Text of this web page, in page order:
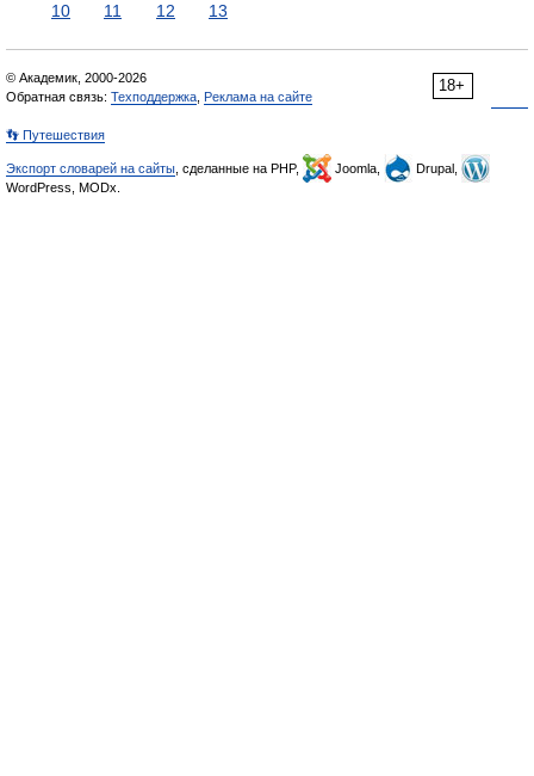
10
11 12 13
18+
© Академик, 2000-2026
Обратная связь: Техподдержка Реклама на сайте
👣 Путешествия
Экспорт словарей на сайты , сделанные на PHP, Joomla,
Drupal,
WordPress, MODx.